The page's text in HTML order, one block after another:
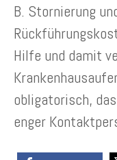
B. Stornierung
Hilfe und damit
obligatorisch,
enger